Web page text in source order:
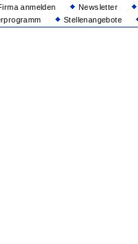
anmelden
Newsletter
Stellenangebote